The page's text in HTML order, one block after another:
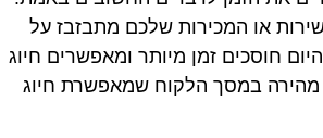
או המכירות שלכם מתבזבז על
חוסכים זמן מיותר ומאפשרים חיוג
מהירה במסך הלקוח שמאפשרת חיוג